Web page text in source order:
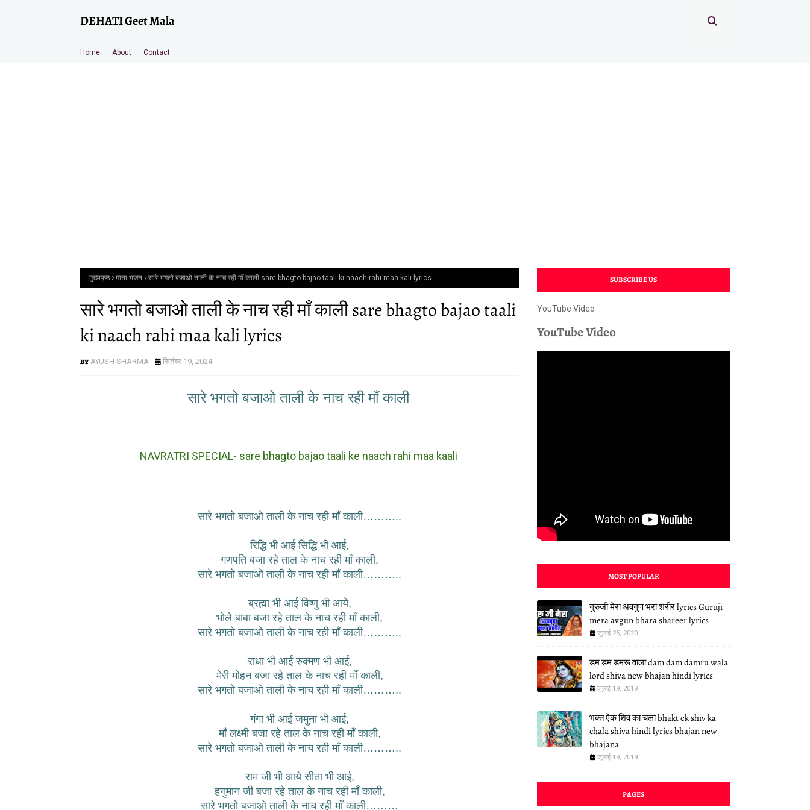
DEHATI Geet Mala
Home About Contact
मुख्यपृष्ठ माता भजन सारे भगतो बजाओ ताली के नाच रही माँ काली sare bhagto bajao taali ki naach rahi maa kali lyrics
सारे भगतो बजाओ ताली के नाच रही माँ काली sare bhagto bajao taali
ki naach rahi maa kali lyrics
AYUSH SHARMA सितंबर 19, 2024
सारे भगतो बजाओ ताली के नाच रही माँ काली
NAVRATRI SPECIAL- sare bhagto bajao taali ke naach rahi maa kaali
सारे भगतो बजाओ ताली के नाच रही माँ काली………..
रिद्धि भी आई सिद्धि भी आई,
गणपति बजा रहे ताल के नाच रही माँ काली,
सारे भगतो बजाओ ताली के नाच रही माँ काली………..
ब्रह्मा भी आई विष्णु भी आये,
भोले बाबा बजा रहे ताल के नाच रही माँ काली,
सारे भगतो बजाओ ताली के नाच रही माँ काली………..
राधा भी आई रुक्मण भी आई,
मेरी मोहन बजा रहे ताल के नाच रही माँ काली,
सारे भगतो बजाओ ताली के नाच रही माँ काली………..
गंगा भी आई जमुना भी आई,
माँ लक्ष्मी बजा रहे ताल के नाच रही माँ काली,
सारे भगतो बजाओ ताली के नाच रही माँ काली………..
राम जी भी आये सीता भी आई,
हनुमान जी बजा रहे ताल के नाच रही माँ काली,
सारे भगतो बजाओ ताली के नाच रही माँ काली………
SUBSCRIBE US
YouTube Video
YouTube Video
MOST POPULAR
गुरुजी मेरा अवगुण भरा शरीर lyrics Guruji
mera avgun bhara shareer lyrics
जुलाई 25, 2020
डम डम डमरू वाला dam dam damru wala
lord shiva new bhajan hindi lyrics
जुलाई 19, 2019
भक्त ऐक शिव का चला bhakt ek shiv ka
chala shiva hindi lyrics bhajan new
bhajana
जुलाई 19, 2019
PAGES